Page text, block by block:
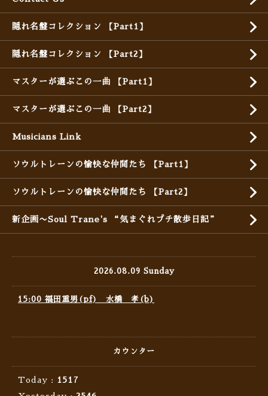
隠れ名盤コレクション 【Part1】
隠れ名盤コレクション 【Part2】
マスターが選ぶこの一曲 【Part1】
マスターが選ぶこの一曲 【Part2】
Musicians Link
ソウルトレーンの愉快な仲間たち 【Part1】
ソウルトレーンの愉快な仲間たち 【Part2】
新企画〜Soul Trane's “気まぐれプチ散歩日記”
2026.08.09 Sunday
15:00 福田重男(pf) 水橋 孝(b)
カウンター
Today :
1517